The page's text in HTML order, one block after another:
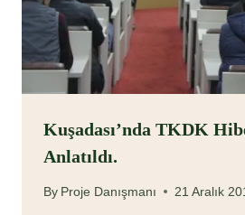
Kuşadası’nda TKDK
Anlatıldı.
By Proje Danışmanı 21 Aralık